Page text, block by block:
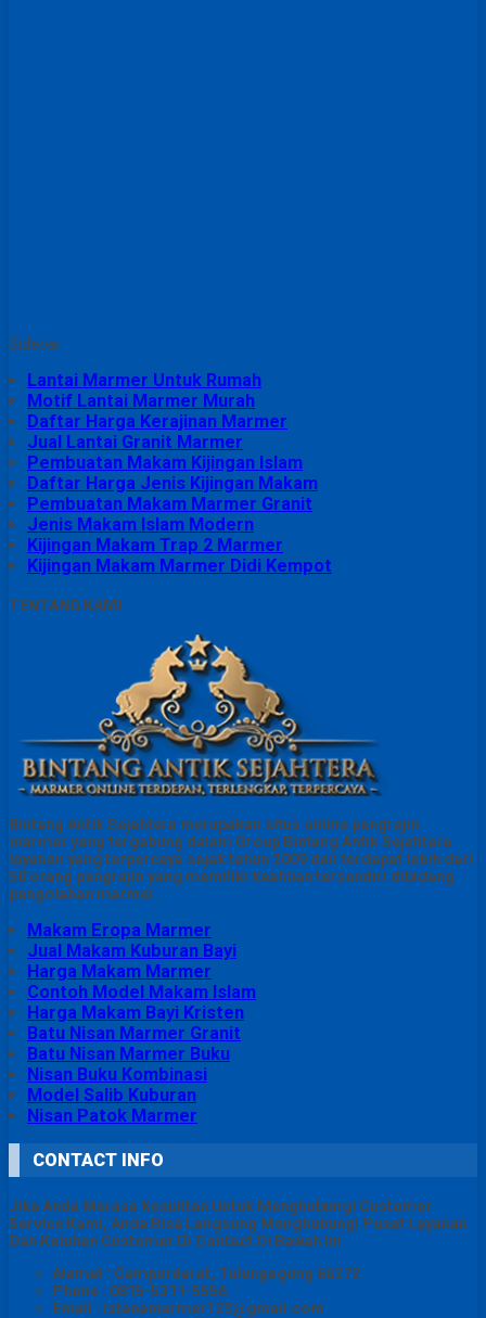
Sidebar
Lantai Marmer Untuk Rumah
Motif Lantai Marmer Murah
Daftar Harga Kerajinan Marmer
Jual Lantai Granit Marmer
Pembuatan Makam Kijingan Islam
Daftar Harga Jenis Kijingan Makam
Pembuatan Makam Marmer Granit
Jenis Makam Islam Modern
Kijingan Makam Trap 2 Marmer
Kijingan Makam Marmer Didi Kempot
TENTANG KAMI
Bintang Antik Sejahtera merupakan situs online pengrajin
marmer yang tergabung dalam Group Bintang Antik Sejahtera
layanan yang terpercaya sejak tahun 2009 dan terdapat lebih dari
50 orang pengrajin yang memiliki keahlian tersendiri dibidang
pengolahan marmer.
Makam Eropa Marmer
Jual Makam Kuburan Bayi
Harga Makam Marmer
Contoh Model Makam Islam
Harga Makam Bayi Kristen
Batu Nisan Marmer Granit
Batu Nisan Marmer Buku
Nisan Buku Kombinasi
Model Salib Kuburan
Nisan Patok Marmer
CONTACT INFO
Jika Anda Merasa Kesulitan Untuk Menghubungi Customer
Service Kami, Anda Bisa Langsung Menghubungi Pusat Layanan
Dan Keluhan Customer Di Contact Di Bawah Ini
Alamat : Campurdarat, Tulungagung 66272
Phone : 0815-5311-5556
Email : istanamarmer123@gmail.com